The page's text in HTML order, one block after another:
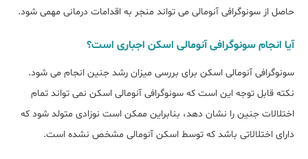
حاصل از سونوگرافی آنومالی می تواند منجر به اقدامات درمانی مهمی شود.
آیا انجام سونوگرافی آنومالی اسکن اجباری است؟
سونوگرافی آنومالی اسکن برای بررسی میزان رشد جنین انجام می شود.
نکته قابل توجه این است که سونوگرافی آنومالی اسکن نمی تواند تمام
اختلالات جنین را نشان دهد، بنابراین ممکن است نوزادی متولد شود که
دارای اختلالاتی باشد که توسط اسکن آنومالی مشخص نشده است.